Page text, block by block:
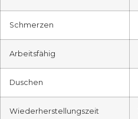
Schmerzen
Arbeitsfähig
Duschen
Wiederherstellungszeit